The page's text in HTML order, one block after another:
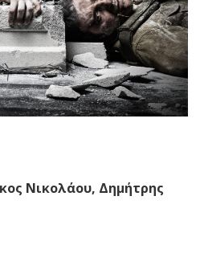
Νικολάου, Δημήτρης